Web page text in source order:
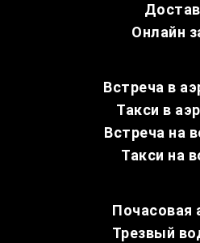
Онлайн
Встреча в
Такси в
Встреча на
Такси на
Почасовая
Трезвый